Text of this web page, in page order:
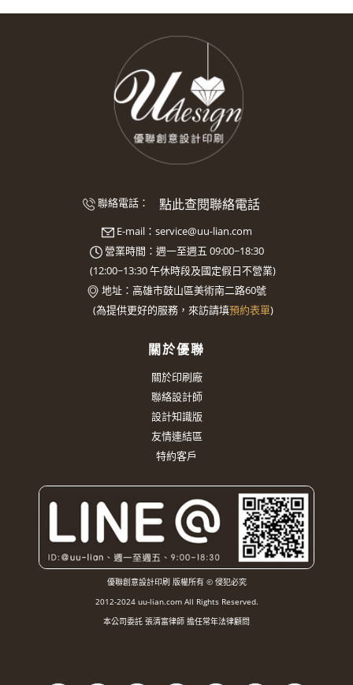
聯絡電話： 點此查閱聯絡電話
E-mail： service@uu-lian.com
營業時間：週一至週五 09:00~18:30
(12:00~13:30午休時段及國定假日不營業)
地址： 高雄市鼓山區美術南二路60號
(為提供更好的服務，來訪請填預約表單)
關於優聯
關於印刷廠
聯絡設計師
設計知識版
友情連結區
特約客戶
優聯創意設計印刷 版權所有 © 侵犯必究
2012-2024 uu-lian.com All Rights Reserved.
本公司委託 張清富律師 擔任常年法律顧問